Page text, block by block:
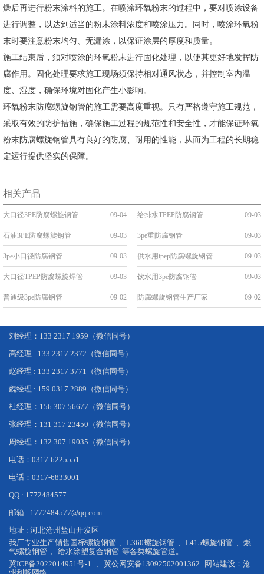
燥后再进行粉末涂料的施工。在喷涂环氧粉末的过程中，要对喷涂设备
进行调整，以达到适当的粉末涂料浓度和喷涂压力。同时，喷涂环氧粉
末时要注意粉末均匀、无漏涂，以保证涂层的厚度和质量。
施工结束后，须对喷涂的环氧粉末进行固化处理，以使其更好地发挥防
腐作用。固化处理要求施工现场须保持相对通风状态，并控制室内温
度、湿度，确保环境对固化产生小影响。
环氧粉末防腐螺旋钢管的施工需要高度重视。只有严格遵守施工规范，
采取有效的防护措施，确保施工过程的规范性和安全性，才能保证环氧
粉末防腐螺旋钢管具有良好的防腐、耐用的性能，从而为工程的长期稳
定运行提供坚实的保障。
相关产品
大口径3PE防腐螺旋钢管 09-04 给排水TPEP防腐钢管 09-03
石油3PE防腐螺旋钢管 09-03 3pe重防腐钢管 09-03
3pe小口径防腐钢管 09-03 供水用tpep防腐螺旋钢管 09-03
大口径TPEP防腐螺旋焊管 09-03 饮水用3pe防腐钢管 09-03
普通级3pe防腐钢管 09-02 防腐螺旋钢管生产厂家 09-02
刘经理：133 2317 1959（微信同号）
高经理 : 133 2317 2372（微信同号）
赵经理 : 133 2317 3771（微信同号）
魏经理 : 159 0317 2889（微信同号）
杜经理：156 307 56677（微信同号）
张经理：131 317 23450（微信同号）
周经理：132 307 19035（微信同号）
电话：0317-6225551
电话：0317-6833001
QQ : 1772484577
邮箱 : 1772484577@qq.com
地址 : 河北沧州盐山开发区
我厂专业生产销售 国标螺旋钢管 、 L360螺旋钢管 、 L415螺旋钢管 、 燃
气螺旋钢管 、 给水涂塑复合钢管 等各类螺旋管道。
冀ICP备2022014951号-1
、 冀公网安备13092502001362 网站建设： 沧